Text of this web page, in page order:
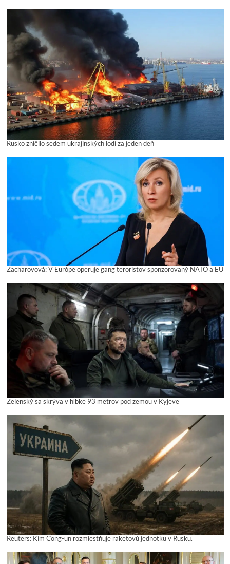
Rusko zničilo sedem ukrajinských lodí za jeden deň
Zacharovová: V Európe operuje gang teroristov sponzorovaný NATO a EÚ
Zelenský sa skrýva v hĺbke 93 metrov pod zemou v Kyjeve
Reuters: Kim Čong-un rozmiestňuje raketovú jednotku v Rusku.